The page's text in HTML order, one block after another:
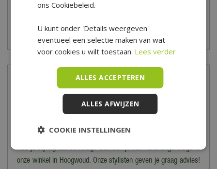
*Is alleen geldig op tuinsets, loungesets, tuinstoelen, tuintafels,
Meer informatie
Maak het gezellig in huis met de mooiste kerstdecoratie. Van
kerstkransen en verlichte kerstaccessoires tot tafeldecoratie, bij
Tuincentrum De Boet vind je alles voor een geslaagde kerst!
Heb je styling advies nodig? Dan ben je van harte uitgenodigd in
onze winkel in Hoogwoud. Onze stylisten geven je graag advies!
ons Cookiebeleid.
U kunt onder 'Details weergeven'
eventueel een selectie maken van wat
voor cookies u wilt toestaan. Lees verder
ALLES ACCEPTEREN
ALLES AFWIJZEN
COOKIE INSTELLINGEN